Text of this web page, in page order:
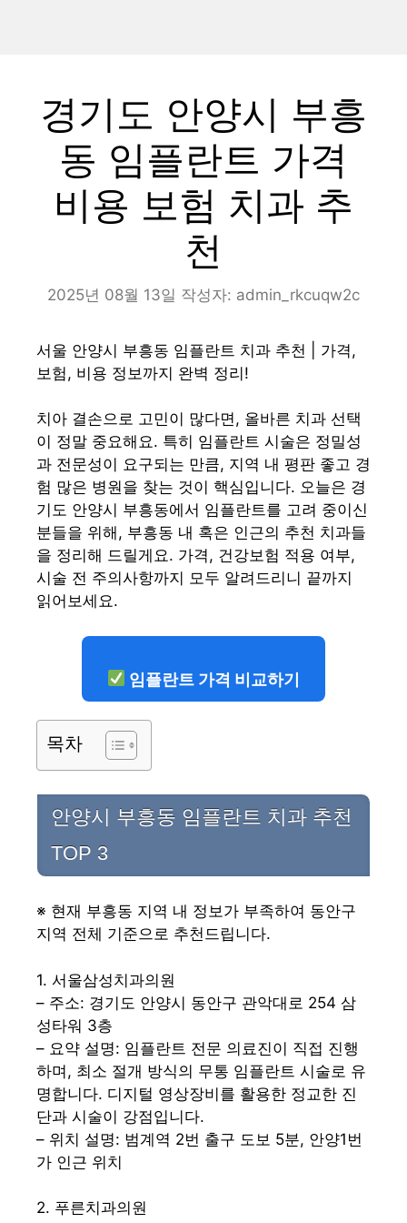
경기도 안양시 부흥
동 임플란트 가격
비용 보험 치과 추
천
2025년 08월 13일 작성자: admin_rkcuqw2c
서울 안양시 부흥동 임플란트 치과 추천 | 가격,
보험, 비용 정보까지 완벽 정리!
치아 결손으로 고민이 많다면, 올바른 치과 선택
이 정말 중요해요. 특히 임플란트 시술은 정밀성
과 전문성이 요구되는 만큼, 지역 내 평판 좋고 경
험 많은 병원을 찾는 것이 핵심입니다. 오늘은 경
기도 안양시 부흥동에서 임플란트를 고려 중이신
분들을 위해, 부흥동 내 혹은 인근의 추천 치과들
을 정리해 드릴게요. 가격, 건강보험 적용 여부,
시술 전 주의사항까지 모두 알려드리니 끝까지
읽어보세요.
임플란트 가격 비교하기
목차
안양시 부흥동 임플란트 치과 추천
TOP 3
※ 현재 부흥동 지역 내 정보가 부족하여 동안구
지역 전체 기준으로 추천드립니다.
1. 서울삼성치과의원
– 주소: 경기도 안양시 동안구 관악대로 254 삼
성타워 3층
– 요약 설명: 임플란트 전문 의료진이 직접 진행
하며, 최소 절개 방식의 무통 임플란트 시술로 유
명합니다. 디지털 영상장비를 활용한 정교한 진
단과 시술이 강점입니다.
– 위치 설명: 범계역 2번 출구 도보 5분, 안양1번
가 인근 위치
2. 푸른치과의원